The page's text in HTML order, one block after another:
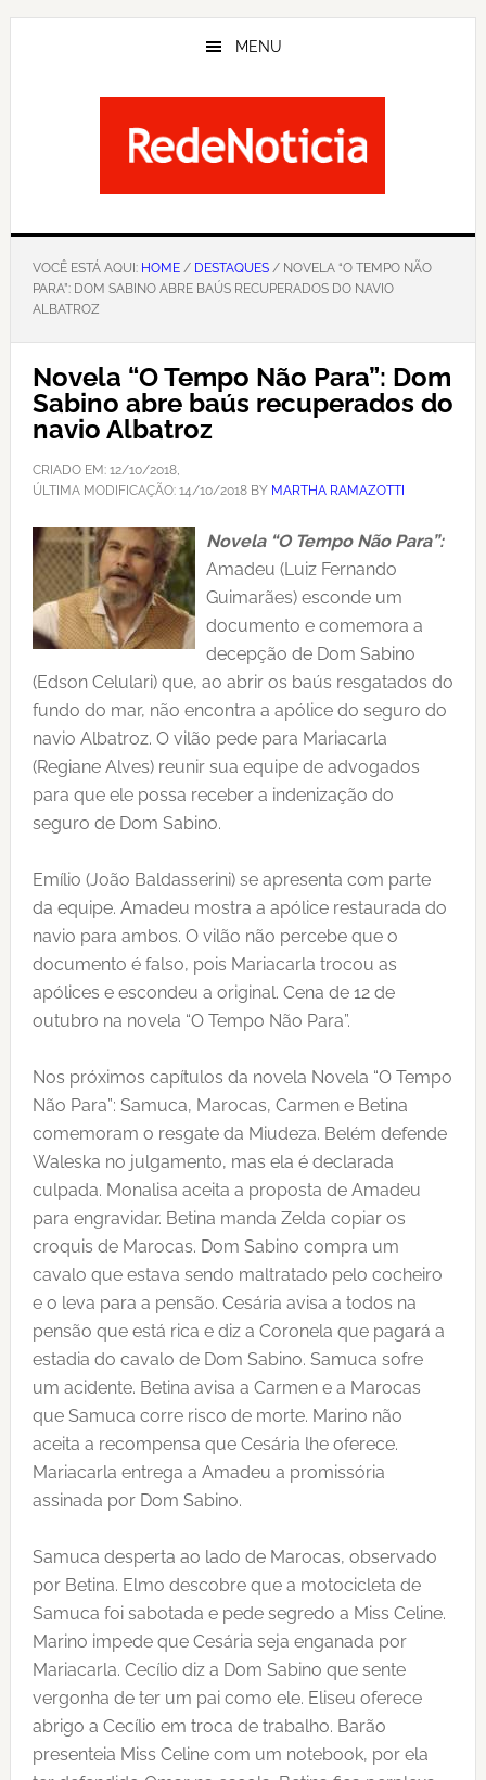
Skip
MENU
VOCÊ ESTÁ AQUI: HOME/ DESTAQUES/ NOVELA “O TEMPO NÃO
PARA”: DOM SABINO ABRE BAÚS RECUPERADOS DO NAVIO
ALBATROZ
Novela “O Tempo Não Para”: Dom
Sabino abre baús recuperados do
navio Albatroz
CRIADO EM: 12/10/2018,
ÚLTIMA MODIFICAÇÃO: 14/10/2018BY MARTHA RAMAZOTTI
Novela “O Tempo Não Para”:
Amadeu (Luiz Fernando
Guimarães) esconde um
documento e comemora a
decepção de Dom Sabino
(Edson Celulari) que, ao abrir os baús resgatados do
fundo do mar, não encontra a apólice do seguro do
navio Albatroz. O vilão pede para Mariacarla
(Regiane Alves) reunir sua equipe de advogados
para que ele possa receber a indenização do
seguro de Dom Sabino.
Emílio (João Baldasserini) se apresenta com parte
da equipe. Amadeu mostra a apólice restaurada do
navio para ambos. O vilão não percebe que o
documento é falso, pois Mariacarla trocou as
apólices e escondeu a original. Cena de 12 de
outubro na novela “O Tempo Não Para”.
Nos próximos capítulos da novela Novela “O Tempo
Não Para”: Samuca, Marocas, Carmen e Betina
comemoram o resgate da Miudeza. Belém defende
Waleska no julgamento, mas ela é declarada
culpada. Monalisa aceita a proposta de Amadeu
para engravidar. Betina manda Zelda copiar os
croquis de Marocas. Dom Sabino compra um
cavalo que estava sendo maltratado pelo cocheiro
e o leva para a pensão. Cesária avisa a todos na
pensão que está rica e diz a Coronela que pagará a
estadia do cavalo de Dom Sabino. Samuca sofre
um acidente. Betina avisa a Carmen e a Marocas
que Samuca corre risco de morte. Marino não
aceita a recompensa que Cesária lhe oferece.
Mariacarla entrega a Amadeu a promissória
assinada por Dom Sabino.
Samuca desperta ao lado de Marocas, observado
por Betina. Elmo descobre que a motocicleta de
Samuca foi sabotada e pede segredo a Miss Celine.
Marino impede que Cesária seja enganada por
Mariacarla. Cecílio diz a Dom Sabino que sente
vergonha de ter um pai como ele. Eliseu oferece
abrigo a Cecílio em troca de trabalho. Barão
presenteia Miss Celine com um notebook, por ela